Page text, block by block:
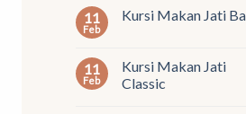
11
Feb
Kursi Makan Jati
11
Feb
Kursi Makan Jati
Classic